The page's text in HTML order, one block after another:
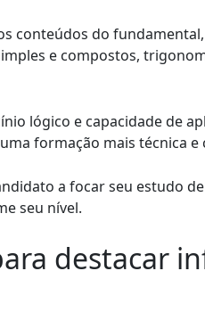
conteúdos do
e compostos,
lógico e capacidade de
formação mais técnica e
a focar seu estudo
seu nível.
destacar